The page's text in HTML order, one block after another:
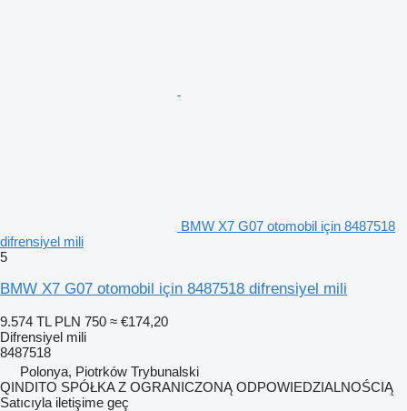
BMW X7 G07 otomobil için 8487518
difrensiyel mili
5
BMW X7 G07 otomobil için 8487518 difrensiyel mili
9.574 TL PLN 750 ≈ €174,20
Difrensiyel mili
8487518
Polonya, Piotrków Trybunalski
QINDITO SPÓŁKA Z OGRANICZONĄ ODPOWIEDZIALNOŚCIĄ
Satıcıyla iletişime geç